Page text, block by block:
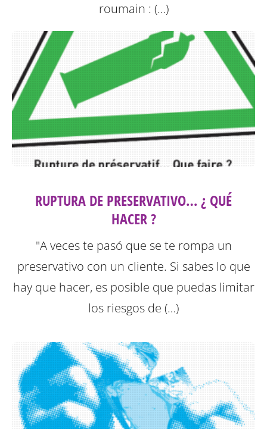
roumain : (…)
RUPTURA DE PRESERVATIVO… ¿ QUÉ
HACER ?
"A veces te pasó que se te rompa un
preservativo con un cliente. Si sabes lo que
hay que hacer, es posible que puedas limitar
los riesgos de (…)